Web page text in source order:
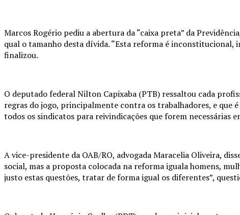
Marcos Rogério pediu a abertura da “caixa preta” da
qual o tamanho desta dívida. “Esta reforma é inconstitucional,
finalizou.
O deputado federal Nilton Capixaba (PTB) ressaltou cada
regras do jogo, principalmente contra os trabalhadores, e que
todos os sindicatos para reivindicações que forem necessárias
A vice-presidente da OAB/RO, advogada Maracelia Oliveira,
social, mas a proposta colocada na reforma iguala homens,
justo estas questões, tratar de forma igual os diferentes”,